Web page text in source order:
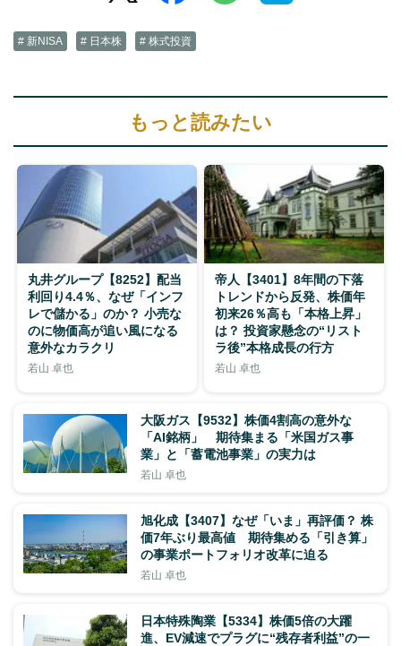
# 新NISA # 日本株 # 株式投資
もっと読みたい
丸井グループ【8252】配当
利回り4.4％、なぜ「インフ
レで儲かる」のか？ 小売な
のに物価高が追い風になる
意外なカラクリ
若山 卓也
帝人【3401】8年間の下落
トレンドから反発、株価年
初来26％高も「本格上昇」
は？ 投資家懸念の“リスト
ラ後”本格成長の行方
若山 卓也
大阪ガス【9532】株価4割高の意外な
「AI銘柄」 期待集まる「米国ガス事
業」と「蓄電池事業」の実力は
若山 卓也
旭化成【3407】なぜ「いま」再評価？ 株
価7年ぶり最高値 期待集める「引き算」
の事業ポートフォリオ改革に迫る
若山 卓也
日本特殊陶業【5334】株価5倍の大躍
進、EV減速でプラグに“残存者利益”の一